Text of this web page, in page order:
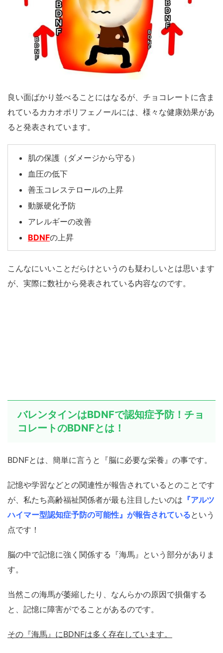
良い面ばかり並べることにはなるが、チョコレートに含ま
れているカカオポリフェノールには、様々な健康効果があ
ると発表されています。
肌の保護（ダメージから守る）
血圧の低下
善玉コレステロールの上昇
動脈硬化予防
アレルギーの改善
BDNFの上昇
こんなにいいことだらけというのも疑わしいとは思います
が、実際に数社から発表されている内容なのです。
バレンタインはBDNFで認知症予防！チョ
コレートのBDNFとは！
BDNFとは、簡単に言うと『脳に必要な栄養』の事です。
記憶や学習などとの関連性が報告されているとのことです
が、私たち高齢福祉関係者が最も注目したいのは 『アルツ
ハイマー型認知症予防の可能性』が報告されているという
点です！
脳の中で記憶に強く関係する『海馬』という部分がありま
す。
当然この海馬が萎縮したり、なんらかの原因で損傷する
と、記憶に障害がでることがあるのです。
その『海馬』にBDNFは多く存在しています。